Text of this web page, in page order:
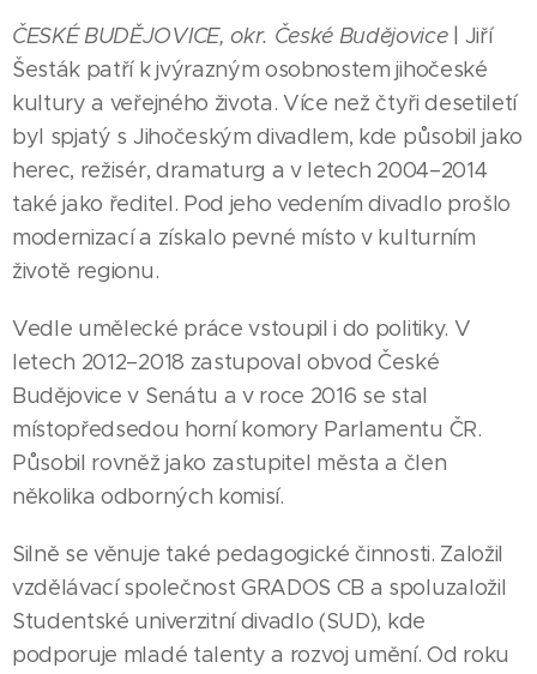
ČESKÉ BUDĚJOVICE, okr. České Budějovice| Jiří
Šesták patří k jvýrazným osobnostem jihočeské
kultury a veřejného života. Více než čtyři desetiletí
byl spjatý s Jihočeským divadlem, kde působil jako
herec, režisér, dramaturg a v letech 2004–2014
také jako ředitel. Pod jeho vedením divadlo prošlo
modernizací a získalo pevné místo v kulturním
životě regionu.
Vedle umělecké práce vstoupil i do politiky. V
letech 2012–2018 zastupoval obvod České
Budějovice v Senátu a v roce 2016 se stal
místopředsedou horní komory Parlamentu ČR.
Působil rovněž jako zastupitel města a člen
několika odborných komisí.
Silně se věnuje také pedagogické činnosti. Založil
vzdělávací společnost GRADOS CB a spoluzaložil
Studentské univerzitní divadlo (SUD), kde
podporuje mladé talenty a rozvoj umění. Od roku